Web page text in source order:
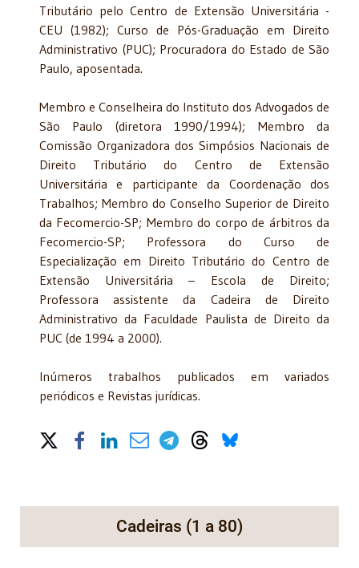
Tributário pelo Centro de Extensão Universitária -
CEU (1982); Curso de Pós-Graduação em Direito
Administrativo (PUC); Procuradora do Estado de São
Paulo, aposentada.
Membro e Conselheira do Instituto dos Advogados de
São Paulo (diretora 1990/1994); Membro da
Comissão Organizadora dos Simpósios Nacionais de
Direito Tributário do Centro de Extensão
Universitária e participante da Coordenação dos
Trabalhos; Membro do Conselho Superior de Direito
da Fecomercio-SP; Membro do corpo de árbitros da
Fecomercio-SP; Professora do Curso de
Especialização em Direito Tributário do Centro de
Extensão Universitária – Escola de Direito;
Professora assistente da Cadeira de Direito
Administrativo da Faculdade Paulista de Direito da
PUC (de 1994 a 2000).
Inúmeros trabalhos publicados em variados
periódicos e Revistas jurídicas.
Share on Social Media
Cadeiras (1 a 80)